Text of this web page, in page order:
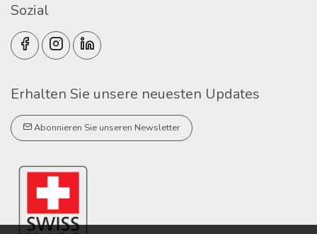
Sozial
Erhalten Sie unsere neuesten Updates
Abonnieren Sie unseren Newsletter